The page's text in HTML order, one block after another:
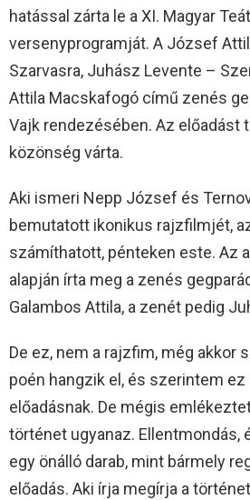
hatással zárta le a XI. Magyar
versenyprogramját. A József
Szarvasra, Juhász Levente –
Attila Macskafogó című zenés
Vajk rendezésében. Az előadást
közönség várta.
Aki ismeri Nepp József és
bemutatott ikonikus rajzfilmjét,
számíthatott, pénteken este. Az
alapján írta meg a zenés
Galambos Attila, a zenét pedig
De ez, nem a rajzfim, még akkor
poén hangzik el, és szerintem
előadásnak. De mégis
történet ugyanaz. Ellentmondás,
egy önálló darab, mint bármely
előadás. Aki írja megírja a